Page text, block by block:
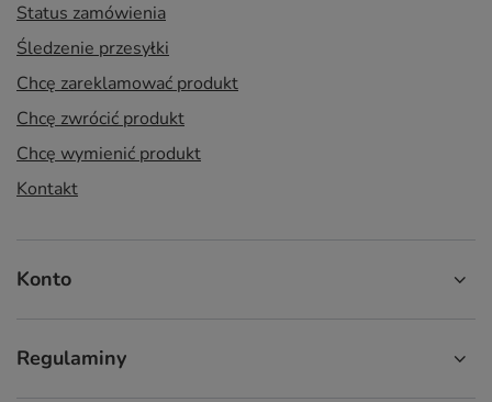
Status zamówienia
Śledzenie przesyłki
Chcę zareklamować produkt
Chcę zwrócić produkt
Chcę wymienić produkt
Kontakt
Konto
Regulaminy